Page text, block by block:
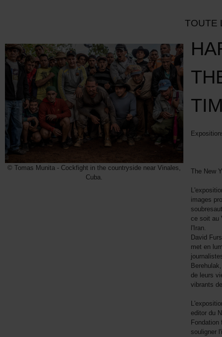
TOUTE
© Tomas Munita - Cockfight in the countryside near Vinales,
Cuba.
The New
images
ce soit au
l'Iran.
David
met en
de leurs
vibrants
editor du
souligner